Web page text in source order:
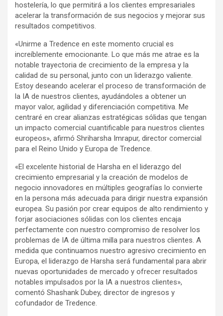
hostelería, lo que permitirá a los clientes empresariales
acelerar la transformación de sus negocios y mejorar sus
resultados competitivos.
«Unirme a Tredence en este momento crucial es
increíblemente emocionante. Lo que más me atrae es la
notable trayectoria de crecimiento de la empresa y la
calidad de su personal, junto con un liderazgo valiente.
Estoy deseando acelerar el proceso de transformación de
la IA de nuestros clientes, ayudándoles a obtener un
mayor valor, agilidad y diferenciación competitiva. Me
centraré en crear alianzas estratégicas sólidas que tengan
un impacto comercial cuantificable para nuestros clientes
europeos», afirmó Shriharsha Imrapur, director comercial
para el Reino Unido y Europa de Tredence.
«El excelente historial de Harsha en el liderazgo del
crecimiento empresarial y la creación de modelos de
negocio innovadores en múltiples geografías lo convierte
en la persona más adecuada para dirigir nuestra expansión
europea. Su pasión por crear equipos de alto rendimiento y
forjar asociaciones sólidas con los clientes encaja
perfectamente con nuestro compromiso de resolver los
problemas de IA de última milla para nuestros clientes. A
medida que continuamos nuestro agresivo crecimiento en
Europa, el liderazgo de Harsha será fundamental para abrir
nuevas oportunidades de mercado y ofrecer resultados
notables impulsados por la IA a nuestros clientes»,
comentó Shashank Dubey, director de ingresos y
cofundador de Tredence.